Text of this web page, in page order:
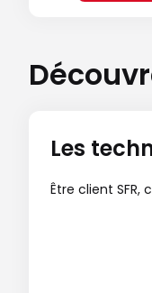
Les
Être client